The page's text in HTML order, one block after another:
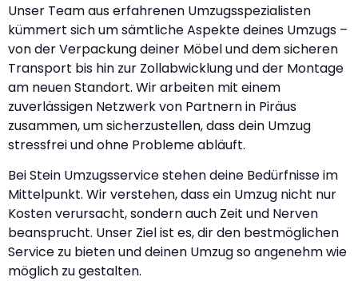
Unser Team aus erfahrenen Umzugsspezialisten
kümmert sich um sämtliche Aspekte deines Umzugs –
von der Verpackung deiner Möbel und dem sicheren
Transport bis hin zur Zollabwicklung und der Montage
am neuen Standort. Wir arbeiten mit einem
zuverlässigen Netzwerk von Partnern in Piräus
zusammen, um sicherzustellen, dass dein Umzug
stressfrei und ohne Probleme abläuft.
Bei Stein Umzugsservice stehen deine Bedürfnisse im
Mittelpunkt. Wir verstehen, dass ein Umzug nicht nur
Kosten verursacht, sondern auch Zeit und Nerven
beansprucht. Unser Ziel ist es, dir den bestmöglichen
Service zu bieten und deinen Umzug so angenehm wie
möglich zu gestalten.